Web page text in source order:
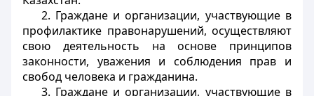
2. Граждане и организации, участвующие в
профилактике правонарушений, осуществляют
свою деятельность на основе принципов
законности, уважения и соблюдения прав и
свобод человека и гражданина.
3. Граждане и организации, участвующие в